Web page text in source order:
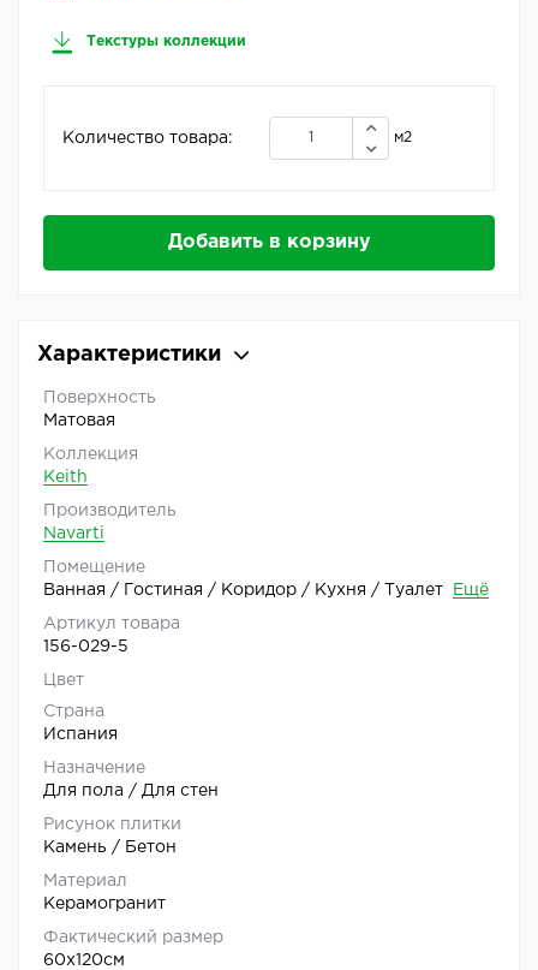
Текстуры коллекции
Количество товара: м2
Добавить в корзину
Характеристики
Поверхность
Матовая
Коллекция
Keith
Производитель
Navarti
Помещение
Ванная / Гостиная / Коридор / Кухня / Туалет
Ещё
Артикул товара
156-029-5
Цвет
Страна
Испания
Назначение
Для пола / Для стен
Рисунок плитки
Камень / Бетон
Материал
Керамогранит
Фактический размер
60x120см